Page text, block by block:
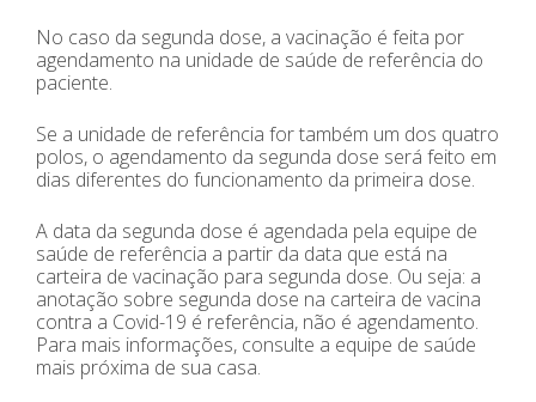
No caso da segunda dose, a vacinação é feita por
agendamento na unidade de saúde de referência do
paciente.
Se a unidade de referência for também um dos quatro
polos, o agendamento da segunda dose será feito em
dias diferentes do funcionamento da primeira dose.
A data da segunda dose é agendada pela equipe de
saúde de referência a partir da data que está na
carteira de vacinação para segunda dose. Ou seja: a
anotação sobre segunda dose na carteira de vacina
contra a Covid-19 é referência, não é agendamento.
Para mais informações, consulte a equipe de saúde
mais próxima de sua casa.